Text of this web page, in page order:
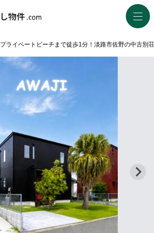
プライベートビーチまで徒歩1分！淡路市佐野の中古別